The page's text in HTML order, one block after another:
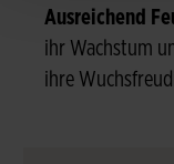
Ausreichend
ihr Wachstum
ihre